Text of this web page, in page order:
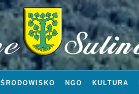
ŚRODOWISKO NGO KULTURA